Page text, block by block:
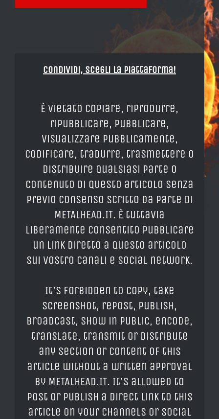
Condividi, Scegli la piattaforma!
È vietato copiare, riprodurre,
ripubblicare, pubblicare,
visualizzare pubblicamente,
codificare, tradurre, trasmettere o
distribuire qualsiasi parte o
contenuto di questo articolo senza
previo consenso scritto da parte di
METALHEAD.IT. È tuttavia
liberamente consentito pubblicare
un link diretto a questo articolo
sui vostro canali e social network.
It's forbidden to copy, take
screenshot, repost, publish,
broadcast, show in public, encode,
translate, transmit or distribute
any section or content of this
article without a written approval
by METALHEAD.IT. It's allowed to
post or publish a direct link to this
article on your channels or social